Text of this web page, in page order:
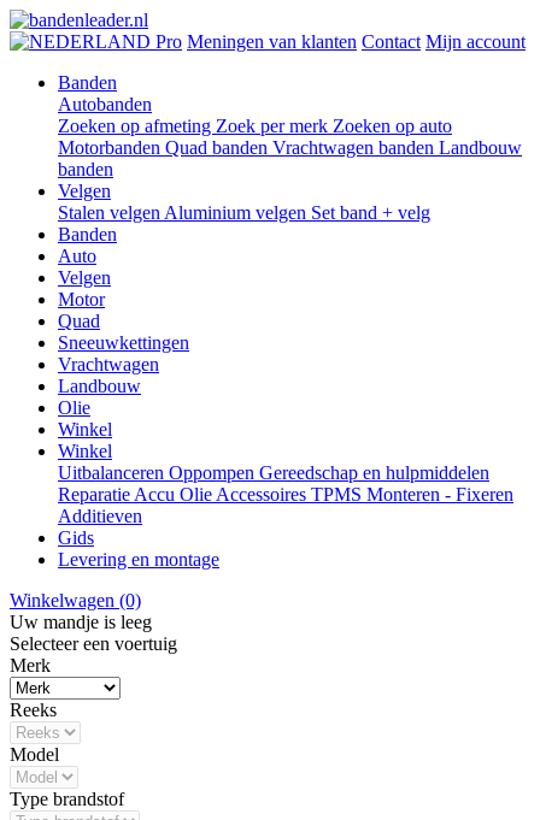
Pro Meningen van klanten Contact Mijn account
Banden
Autobanden
Zoeken op afmeting Zoek per merk Zoeken op auto
Motorbanden Quad banden Vrachtwagen banden Landbouw
banden
Velgen
Stalen velgen Aluminium velgen Set band + velg
Banden
Auto
Velgen
Motor
Quad
Sneeuwkettingen
Vrachtwagen
Landbouw
Olie
Winkel
Winkel
Uitbalanceren Oppompen Gereedschap en hulpmiddelen
Reparatie Accu Olie Accessoires TPMS Monteren - Fixeren
Additieven
Gids
Levering en montage
Winkelwagen (0)
Uw mandje is leeg
Selecteer een voertuig
Merk
Reeks
Model
Type brandstof